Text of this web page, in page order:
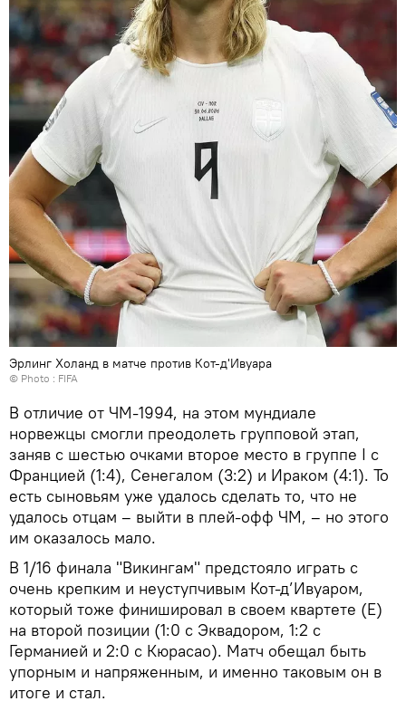
Эрлинг Холанд в матче против Кот-д'Ивуара
© Photo : FIFA
В отличие от ЧМ-1994, на этом мундиале
норвежцы смогли преодолеть групповой этап,
заняв с шестью очками второе место в группе I с
Францией (1:4), Сенегалом (3:2) и Ираком (4:1). То
есть сыновьям уже удалось сделать то, что не
удалось отцам – выйти в плей-офф ЧМ, – но этого
им оказалось мало.
В 1/16 финала "Викингам" предстояло играть с
очень крепким и неуступчивым Кот-д’Ивуаром,
который тоже финишировал в своем квартете (E)
на второй позиции (1:0 с Эквадором, 1:2 с
Германией и 2:0 с Кюрасао). Матч обещал быть
упорным и напряженным, и именно таковым он в
итоге и стал.